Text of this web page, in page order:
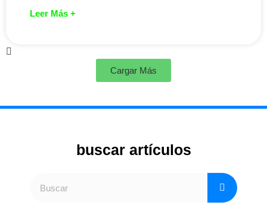
Leer Más +
Cargar Más
buscar artículos